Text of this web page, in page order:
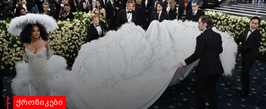
ქრონიკები